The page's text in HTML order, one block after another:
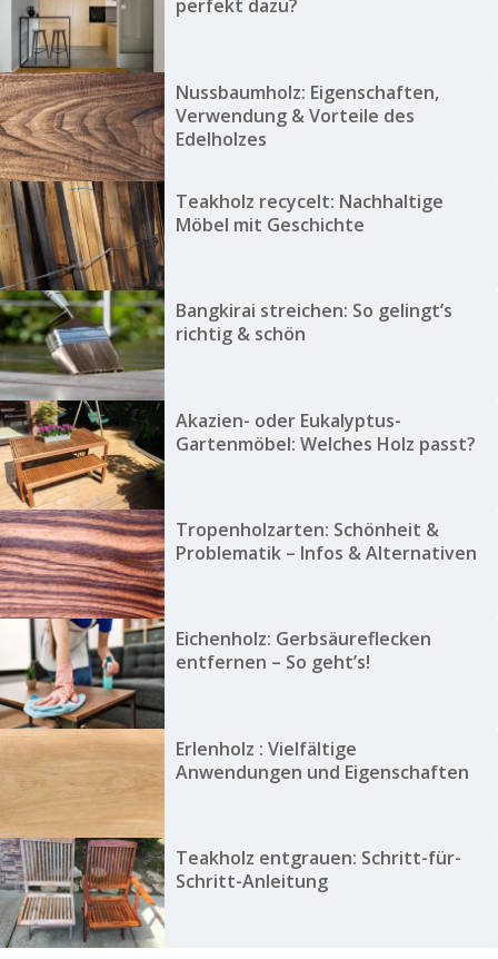
perfekt dazu?
Nussbaumholz: Eigenschaften,
Verwendung & Vorteile des
Edelholzes
Teakholz recycelt: Nachhaltige
Möbel mit Geschichte
Bangkirai streichen: So gelingt’s
richtig & schön
Akazien- oder Eukalyptus-
Gartenmöbel: Welches Holz passt?
Tropenholzarten: Schönheit &
Problematik – Infos & Alternativen
Eichenholz: Gerbsäureflecken
entfernen – So geht’s!
Erlenholz : Vielfältige
Anwendungen und Eigenschaften
Teakholz entgrauen: Schritt-für-
Schritt-Anleitung